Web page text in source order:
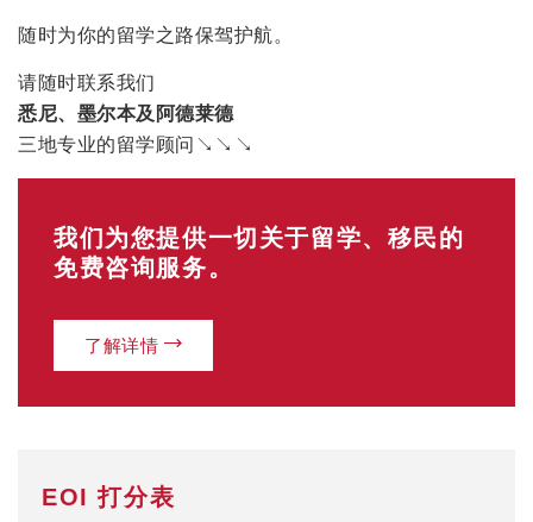
随时为你的留学之路保驾护航。
请随时联系我们
悉尼、墨尔本及阿德莱德
三地专业的留学顾问↘↘↘
我们为您提供一切关于留学、移民的
免费咨询服务。
了解详情
EOI 打分表